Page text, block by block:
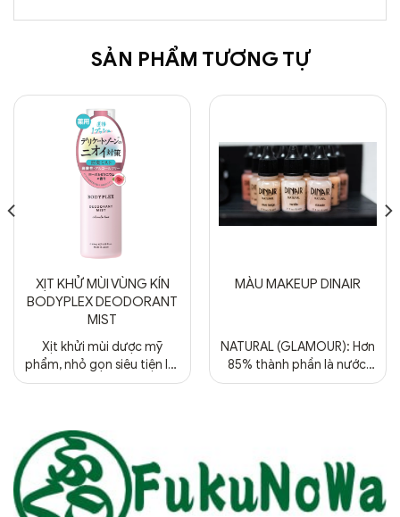
SẢN PHẨM TƯƠNG TỰ
XỊT KHỬ MÙI VÙNG KÍN
BODYPLEX DEODORANT
MIST
Xịt khửi mùi dược mỹ
phẩm, nhỏ gọn siêu tiện lợi,
dịu nhẹ với nhạy cảm
MÀU MAKEUP DINAIR
NATURAL (GLAMOUR): Hơn
85% thành phần là nước,
có thể rửa sạch dễ dàng
cả trang điểm tự nhiên và
trang điểm nghệ thuật
NEUTRALIZER